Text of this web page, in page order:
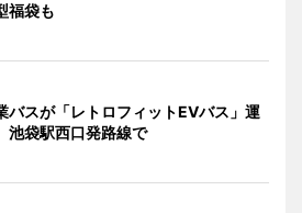
福袋も
バスが「レトロフィットEVバス」運
袋駅西口発路線で